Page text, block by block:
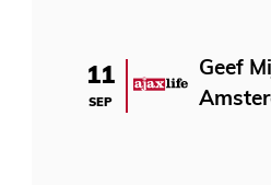
11
SEP
Geef